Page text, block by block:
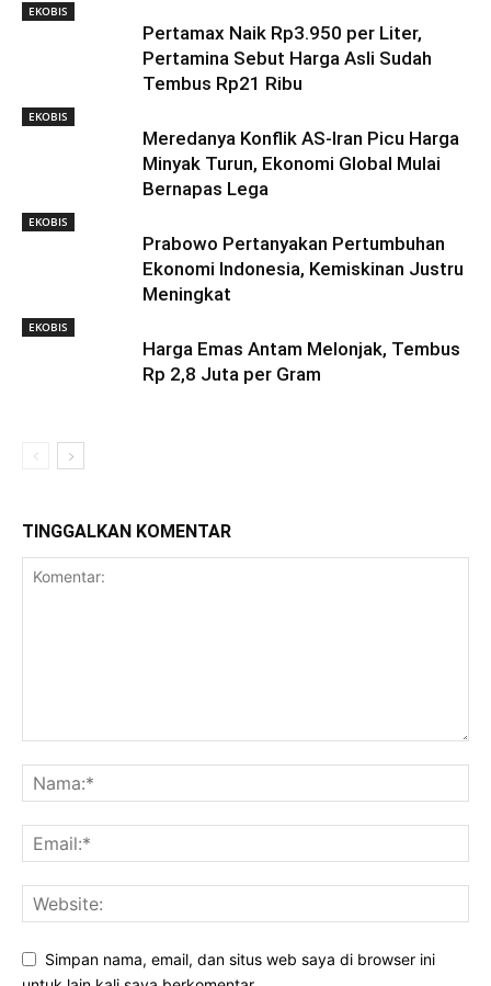
EKOBIS
Pertamax Naik Rp3.950 per Liter,
Pertamina Sebut Harga Asli Sudah
Tembus Rp21 Ribu
EKOBIS
Meredanya Konflik AS-Iran Picu Harga
Minyak Turun, Ekonomi Global Mulai
Bernapas Lega
EKOBIS
Prabowo Pertanyakan Pertumbuhan
Ekonomi Indonesia, Kemiskinan Justru
Meningkat
EKOBIS
Harga Emas Antam Melonjak, Tembus
Rp 2,8 Juta per Gram
TINGGALKAN KOMENTAR
Simpan nama, email, dan situs web saya di browser ini